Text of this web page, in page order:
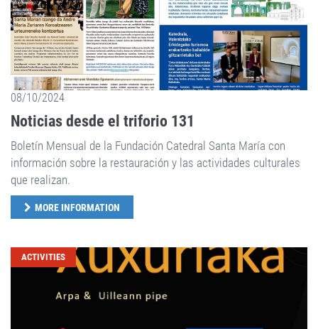
08/10/2024
Noticias desde el triforio 131
Boletín Mensual de la Fundación Catedral Santa María con
información sobre la restauración y las actividades culturales
que realizan.
MORE INFORMATION
ACTIVITIES